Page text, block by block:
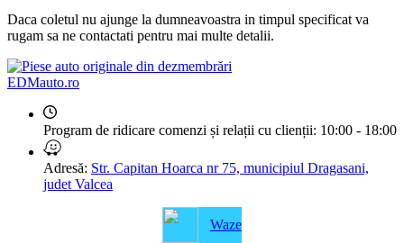
Daca coletul nu ajunge la dumneavoastra in timpul specificat va
rugam sa ne contactati pentru mai multe detalii.
EDMauto.ro
Program de ridicare comenzi și relații cu clienții: 10:00 - 18:00
Adresă: Str. Capitan Hoarca nr 75, municipiul Dragasani,
judet Valcea
Waze